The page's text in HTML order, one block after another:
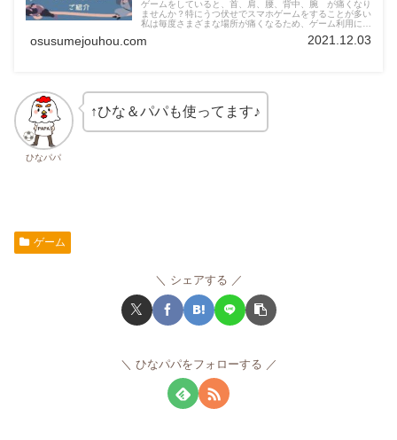
ゲームをしていると、首、肩、腰、背中、腕 が痛くなり
ませんか？特にうつ伏せでスマホゲームをすることが多い
私は毎度さまざまな場所が痛くなるため、ゲーム利用に適
ました。結果、私と同じように困っている方に、十分おす
最もおすすめできるものを紹介していきたいと思いますの
osusumejouhou.com 2021.12.03
ひなパパ
↑ひな＆パパも使ってます♪
ゲーム
シェアする
ひなパパをフォローする